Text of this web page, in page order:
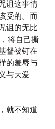
诅这事情
受的。而
诅的无比
将自己撕
督被钉在
的羞辱与
与大爱
就不知道